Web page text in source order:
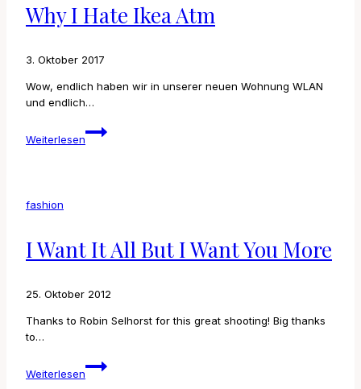
Why I Hate Ikea Atm
3. Oktober 2017
Wow, endlich haben wir in unserer neuen Wohnung WLAN
und endlich…
Weiterlesen
Why
I
fashion
I Want It All But I Want You More
25. Oktober 2012
Thanks to Robin Selhorst for this great shooting! Big thanks
to…
Weiterlesen
I
want